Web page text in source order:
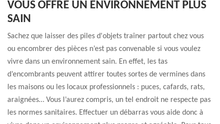
VOUS OFFRE UN ENVIRONNEMENT PLUS
SAIN
Sachez que laisser des piles d'objets traîner partout chez vous
ou encombrer des pièces n’est pas convenable si vous voulez
vivre dans un environnement sain. En effet, les tas
d’encombrants peuvent attirer toutes sortes de vermines dans
les maisons ou les locaux professionnels : puces, cafards, rats,
araignées… Vous l’aurez compris, un tel endroit ne respecte pas
les normes sanitaires. Effectuer un débarras vous aide donc à